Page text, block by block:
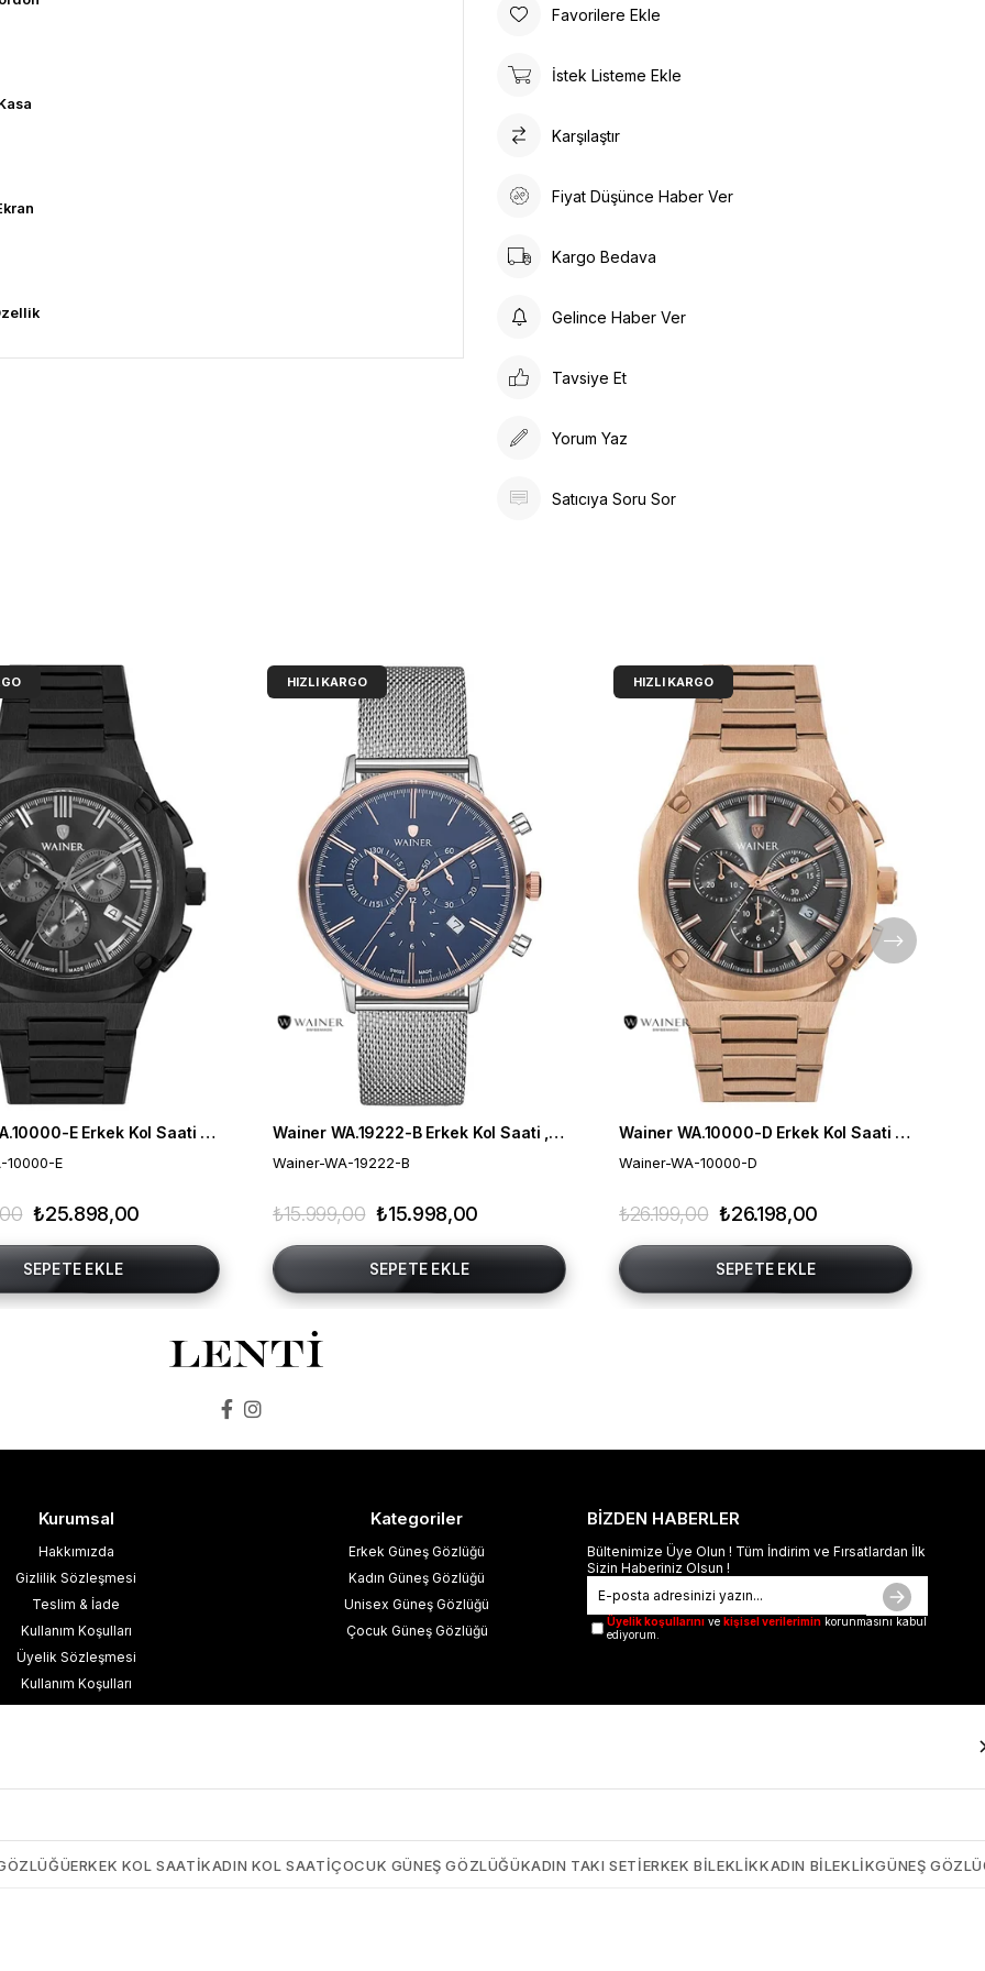
Favorilere Ekle
İstek Listeme Ekle
Karşılaştır
Fiyat Düşünce Haber Ver
Kargo Bedava
Gelince Haber Ver
Tavsiye Et
Yorum Yaz
Satıcıya Soru Sor
Wainer WA.10000-E Erkek Kol Saati , Swiss Made , Safir Cam
10000-E
₺25.898,00
SEPETE EKLE
Wainer WA.19222-B Erkek Kol Saati , Swiss Made , Safir Cam
Wainer-WA-19222-B
₺15.998,00
₺15.999,00
SEPETE EKLE
HIZLI KARGO
Wainer WA.10000-D Erkek Kol Saati , Swiss Made , Safir Cam
Wainer-WA-10000-D
₺26.198,00
₺26.199,00
SEPETE EKLE
HIZLI KARGO
Kurumsal
Hakkımızda
Gizlilik Sözleşmesi
Teslim & İade
Kullanım Koşulları
Üyelik Sözleşmesi
Kullanım Koşulları
Satış Sözleşmesi
Blog
Kategoriler
Erkek Güneş Gözlüğü
Kadın Güneş Gözlüğü
Unisex Güneş Gözlüğü
Çocuk Güneş Gözlüğü
BİZDEN HABERLER
Bültenimize Üye Olun ! Tüm İndirim ve Fırsatlardan İlk
Sizin Haberiniz Olsun !
Üyelik koşullarını ve kişisel verilerimin korunmasını kabul
ediyorum.
ERKEK KOL SAATIKADIN KOL SAATIÇOCUK GÜNEŞ GÖZLÜĞÜKADIN TAKI SETIERKEK BILEKLIKKADIN BILEKLIKGÜNEŞ